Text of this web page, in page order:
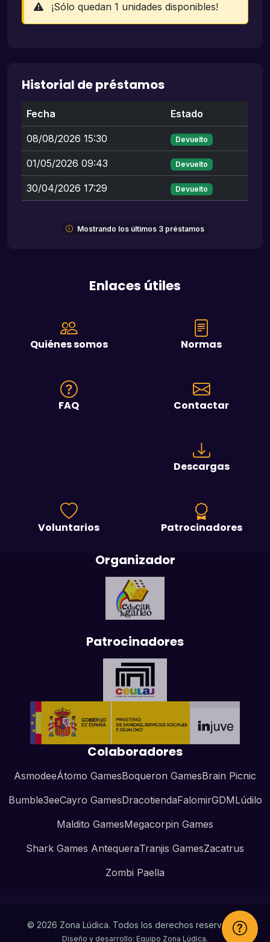
¡Sólo quedan 1 unidades disponibles!
Historial de préstamos
Fecha Estado
08/08/2026 15:30 Devuelto
01/05/2026 09:43 Devuelto
30/04/2026 17:29 Devuelto
Mostrando los últimos 3 préstamos
Enlaces útiles
Quiénes somos Normas
FAQ Contactar
Descargas
Voluntarios Patrocinadores
Organizador
Patrocinadores
Colaboradores
AsmodeeÁtomo GamesBoqueron GamesBrain Picnic
Bumble3eeCayro GamesDracotiendaFalomirGDMLúdilo
Maldito GamesMegacorpin Games
Shark Games AntequeraTranjis GamesZacatrus
Zombi Paella
© 2026 Zona Lúdica. Todos los derechos reservados.
Diseño y desarrollo: Equipo Zona Lúdica.